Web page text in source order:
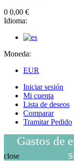
0 0,00 €
Idioma:
Moneda:
EUR
Iniciar sesión
Mi cuenta
Lista de deseos
Comparar
Tramitar Pedido
Gastos de
close